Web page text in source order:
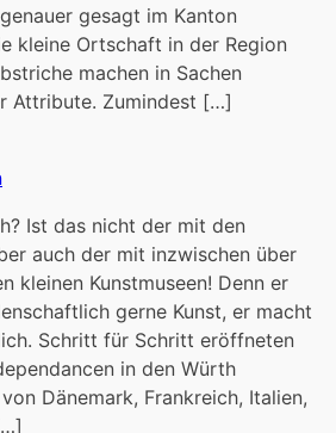
gesagt im Kanton
kleine Ortschaft in der Region
machen in Sachen
Attribute. Zumindest […]
Ist das nicht der mit den
auch der mit inzwischen über
kleinen Kunstmuseen! Denn er
gerne Kunst, er macht
Schritt für Schritt eröffneten
in den Würth
Dänemark, Frankreich, Italien,